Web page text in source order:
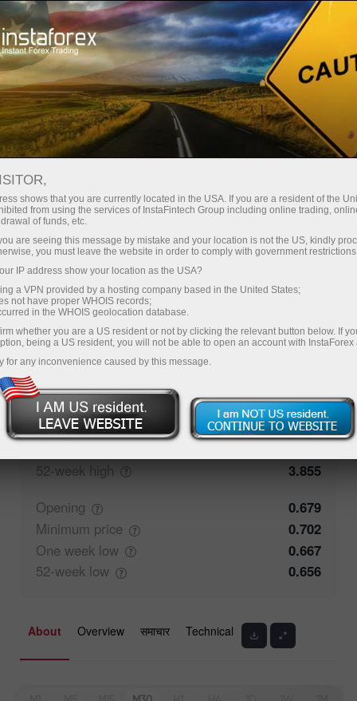
ट्रेडर्स के लिए ट्रेडिंग इंस्ट्रूमेंट्स FILECOIN
Filecoin
0.717 (%) 09 Aug 2026 14:33
Buy
0.717
Sell
50% Traders' feedback 50%
Closing
0.679
Maximumprice
0.709
52-week high
3.855
Opening
0.679
Minimum price
0.702
One week low
0.667
52-week low 0.656
About Overview समाचार Technical
shows that you are currently located in the USA. If you are a resident of the
from using the services of InstaFintech Group including online trading,
of funds, etc.
are seeing this message by mistake and your location is not the US, kindly
you must leave the website in order to comply with government
IP address show your location as the USA?
a VPN provided by a hosting company based in the United States;
not have proper WHOIS records;
in the WHOIS geolocation database.
whether you are a US resident or not by clicking the relevant button below. If
being a US resident, you will not be able to open an account with InstaForex
for any inconvenience caused by this message.